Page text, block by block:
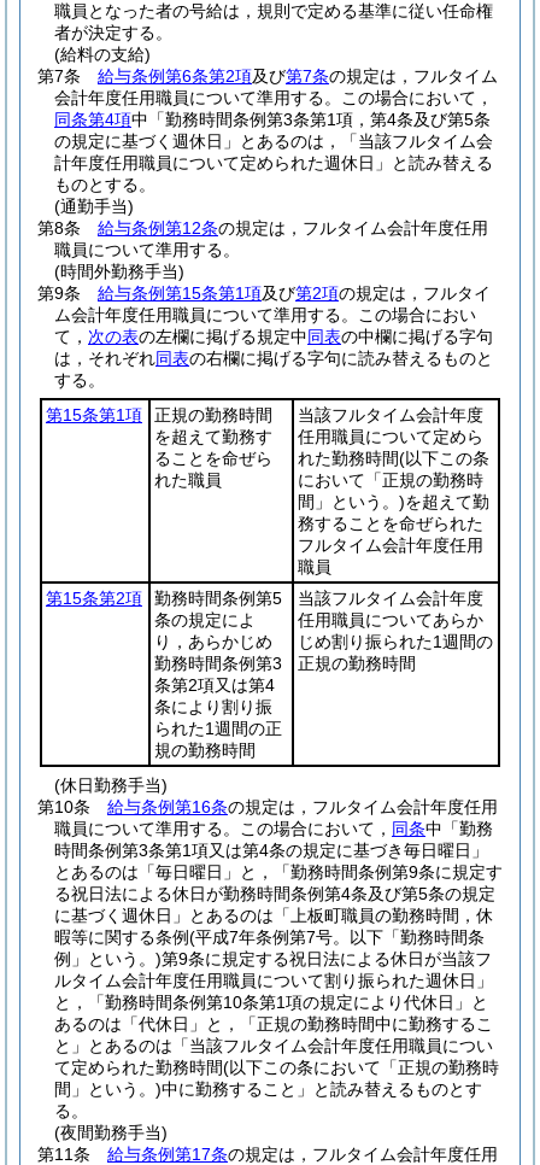
職員となった者の号給は，規則で定める基準に従い任命権
者が決定する。
(給料の支給)
第7条
給与条例第6条第2項及び第7条の規定は，フルタイム
会計年度任用職員について準用する。
この場合において，
同条第4項中「勤務時間条例第3条第1項，第4条及び第5条
の規定に基づく週休日」とあるのは，「当該フルタイム会
計年度任用職員について定められた週休日」と読み替える
ものとする。
(通勤手当)
第8条
給与条例第12条の規定は，フルタイム会計年度任用
職員について準用する。
(時間外勤務手当)
第9条
給与条例第15条第1項及び第2項の規定は，フルタイ
ム会計年度任用職員について準用する。
この場合におい
て， 次の表の左欄に掲げる規定中同表の中欄に掲げる字句
は，それぞれ同表の右欄に掲げる字句に読み替えるものと
する。
第15条第1項
正規の勤務時間
を超えて勤務す
ることを命ぜら
れた職員
当該フルタイム会計年度
任用職員について定めら
れた勤務時間(以下この条
において「正規の勤務時
間」という。)を超えて勤
務することを命ぜられた
フルタイム会計年度任用
職員
第15条第2項
勤務時間条例第5
条の規定によ
り，あらかじめ
勤務時間条例第3
条第2項又は第4
条により割り振
られた1週間の正
規の勤務時間
当該フルタイム会計年度
任用職員についてあらか
じめ割り振られた1週間の
正規の勤務時間
(休日勤務手当)
第10条
給与条例第16条の規定は，フルタイム会計年度任用
職員について準用する。
この場合において， 同条中「勤務
時間条例第3条第1項又は第4条の規定に基づき毎日曜日」
とあるのは「毎日曜日」と，「勤務時間条例第9条に規定す
る祝日法による休日が勤務時間条例第4条及び第5条の規定
に基づく週休日」とあるのは「上板町職員の勤務時間，休
暇等に関する条例(平成7年条例第7号。以下「勤務時間条
例」という。)第9条に規定する祝日法による休日が当該フ
ルタイム会計年度任用職員について割り振られた週休日」
と，「勤務時間条例第10条第1項の規定により代休日」と
あるのは「代休日」と，「正規の勤務時間中に勤務するこ
と」とあるのは「当該フルタイム会計年度任用職員につい
て定められた勤務時間(以下この条において「正規の勤務時
間」という。)中に勤務すること」と読み替えるものとす
る。
(夜間勤務手当)
第11条
給与条例第17条の規定は，フルタイム会計年度任用